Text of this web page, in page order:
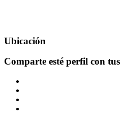
Ubicación
Comparte esté perfil con